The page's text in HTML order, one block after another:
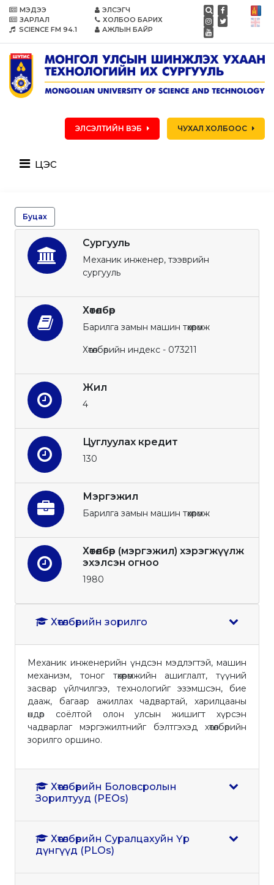
МЭДЭЭ
ЗАРЛАЛ
SCIENCE FM 94.1
ЭЛСЭГЧ
ХОЛБОО БАРИХ
АЖЛЫН БАЙР
ЭЛСЭЛТИЙН ВЭБ ЧУХАЛ ХОЛБООС
цэс
Буцах
Сургууль
Механик инженер, тээврийн
сургууль
Хөтөлбөр
Барилга замын машин төхөөрөмж
Хөтөлбөрийн индекс - 073211
Жил
4
Цуглуулах кредит
130
Мэргэжил
Барилга замын машин төхөөрөмж
Хөтөлбөр (мэргэжил) хэрэгжүүлж
эхэлсэн огноо
1980
Хөтөлбөрийн зорилго
Механик инженерийн үндсэн мэдлэгтэй, машин
механизм, тоног төхөөрөмжийн ашиглалт, түүний
засвар үйлчилгээ, технологийг эзэмшсэн, бие
дааж, багаар ажиллах чадвартай, харилцааны
өндөр соёлтой олон улсын жишигт хүрсэн
чадварлаг мэргэжилтнийг бэлтгэхэд хөтөлбөрийн
зорилго оршино.
Зорилтууд (PEOs)
дүнгүүд (PLOs)